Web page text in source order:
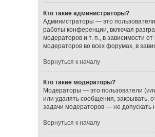
Кто такие администраторы?
Администраторы — это
работы конференции, включая
модераторов и т. п., в зависимости
модераторов во всех форумах, в
Вернуться к началу
Кто такие модераторы?
Модераторы — это пользователи
или удалять сообщения, закрывать,
задачи модераторов — не
Вернуться к началу